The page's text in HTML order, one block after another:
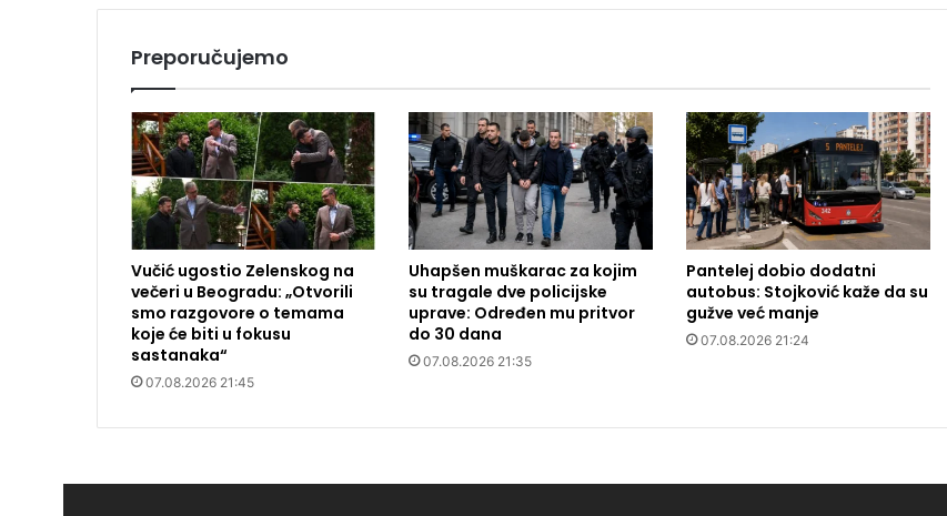
Preporučujemo
Vučić ugostio Zelenskog na
večeri u Beogradu: „Otvorili
smo razgovore o temama
koje će biti u fokusu
sastanaka“
07.08.2026 21:45
Uhapšen muškarac za kojim
su tragale dve policijske
uprave: Određen mu pritvor
do 30 dana
07.08.2026 21:35
Pantelej dobio dodatni
autobus: Stojković kaže da su
gužve već manje
07.08.2026 21:24